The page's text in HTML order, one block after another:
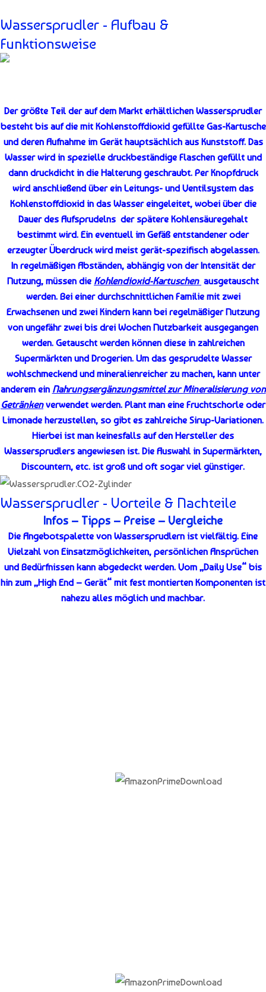
Wassersprudler - Aufbau &
Funktionsweise
Der größte Teil der auf dem Markt erhältlichen Wassersprudler
besteht bis auf die mit Kohlenstoffdioxid gefüllte Gas-Kartusche
und deren Aufnahme im Gerät hauptsächlich aus Kunststoff. Das
Wasser wird in spezielle druckbeständige Flaschen gefüllt und
dann druckdicht in die Halterung geschraubt. Per Knopfdruck
wird anschließend über ein Leitungs- und Ventilsystem das
Kohlenstoffdioxid in das Wasser eingeleitet, wobei über die
Dauer des Aufsprudelns der spätere Kohlensäuregehalt
bestimmt wird. Ein eventuell im Gefäß entstandener oder
erzeugter Überdruck wird meist gerät-spezifisch abgelassen.
In regelmäßigen Abständen, abhängig von der Intensität der
Nutzung, müssen die Kohlendioxid-Kartuschen ausgetauscht
werden. Bei einer durchschnittlichen Familie mit zwei
Erwachsenen und zwei Kindern kann bei regelmäßiger Nutzung
von ungefähr zwei bis drei Wochen Nutzbarkeit ausgegangen
werden. Getauscht werden können diese in zahlreichen
Supermärkten und Drogerien. Um das gesprudelte Wasser
wohlschmeckend und mineralienreicher zu machen, kann unter
anderem ein Nahrungsergänzungsmittel zur Mineralisierung von
Getränkenverwendet werden. Plant man eine Fruchtschorle oder
Limonade herzustellen, so gibt es zahlreiche Sirup-Variationen.
Hierbei ist man keinesfalls auf den Hersteller des
Wassersprudlers angewiesen ist. Die Auswahl in Supermärkten,
Discountern, etc. ist groß und oft sogar viel günstiger.
Wassersprudler - Vorteile & Nachteile
Infos – Tipps – Preise – Vergleiche
Die Angebotspalette von Wassersprudlern ist vielfältig. Eine
Vielzahl von Einsatzmöglichkeiten, persönlichen Ansprüchen
und Bedürfnissen kann abgedeckt werden. Vom „Daily Use“ bis
hin zum „High End – Gerät“ mit fest montierten Komponenten ist
nahezu alles möglich und machbar.